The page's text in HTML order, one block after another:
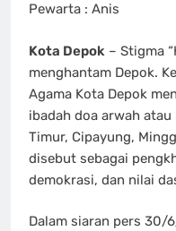
Pewarta : Anis
Kota Depok – Stigma
menghantam Depok.
Agama Kota Depok
ibadah doa arwah
Timur, Cipayung,
disebut sebagai
demokrasi, dan nilai
Dalam siaran pers